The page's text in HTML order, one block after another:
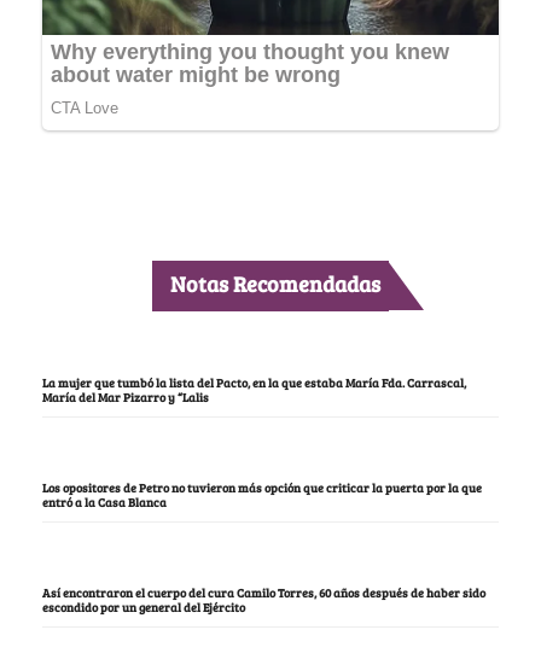
Notas Recomendadas
La mujer que tumbó la lista del Pacto, en la que estaba María Fda. Carrascal,
María del Mar Pizarro y “Lalis
Los opositores de Petro no tuvieron más opción que criticar la puerta por la que
entró a la Casa Blanca
Así encontraron el cuerpo del cura Camilo Torres, 60 años después de haber sido
escondido por un general del Ejército